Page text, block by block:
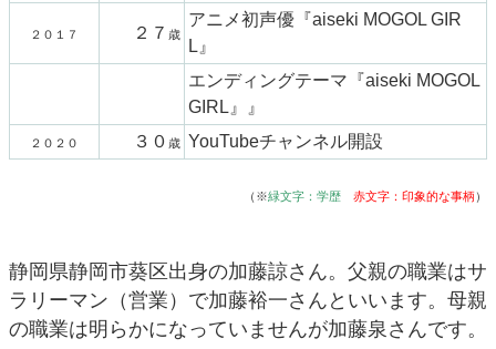
２０１７ ２７ 歳
アニメ初声優『aiseki MOGOL GIR
L』
エンディングテーマ『aiseki MOGOL
GIRL』』
２０２０ ３０ 歳 YouTubeチャンネル開設
（※緑文字：学歴 赤文字：印象的な事柄）
静岡県静岡市葵区出身の加藤諒さん。父親の職業はサ
ラリーマン（営業）で加藤裕一さんといいます。母親
の職業は明らかになっていませんが加藤泉さんです。